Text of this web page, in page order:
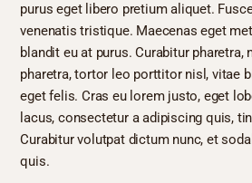
purus eget libero pretium aliquet.
venenatis tristique. Maecenas eget
blandit eu at purus. Curabitur pharetra,
pharetra, tortor leo porttitor nisl, vitae
eget felis. Cras eu lorem justo, eget
lacus, consectetur a adipiscing quis,
Curabitur volutpat dictum nunc, et
quis.